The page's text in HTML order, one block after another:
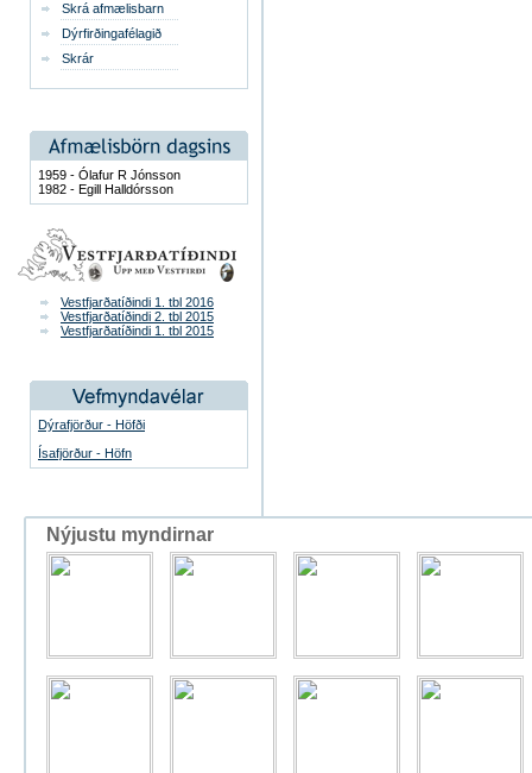
Skrá afmælisbarn
Dýrfirðingafélagið
Skrár
1959 - Ólafur R Jónsson
1982 - Egill Halldórsson
Vestfjarðatíðindi 1. tbl 2016
Vestfjarðatíðindi 2. tbl 2015
Vestfjarðatíðindi 1. tbl 2015
Dýrafjörður - Höfði
Ísafjörður - Höfn
Nýjustu myndirnar